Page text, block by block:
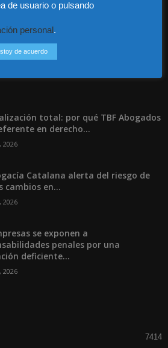
total: por qué TBF Abogados
en derecho...
2026
Catalana alerta del riesgo de
cambios en...
2026
se exponen a
penales por una
deficiente...
2026
7414
de usuario o pulsando
personal .
de acuerdo